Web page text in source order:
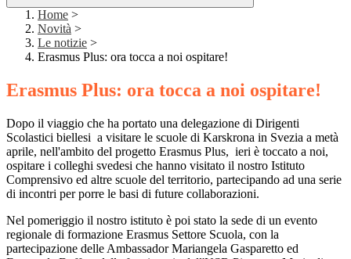
Home >
Novità >
Le notizie >
Erasmus Plus: ora tocca a noi ospitare!
Erasmus Plus: ora tocca a noi ospitare!
Dopo il viaggio che ha portato una delegazione di Dirigenti
Scolastici biellesi a visitare le scuole di Karskrona in Svezia a metà
aprile, nell'ambito del progetto Erasmus Plus, ieri è toccato a noi,
ospitare i colleghi svedesi che hanno visitato il nostro Istituto
Comprensivo ed altre scuole del territorio, partecipando ad una serie
di incontri per porre le basi di future collaborazioni.
Nel pomeriggio il nostro istituto è poi stato la sede di un evento
regionale di formazione Erasmus Settore Scuola, con la
partecipazione delle Ambassador Mariangela Gasparetto ed